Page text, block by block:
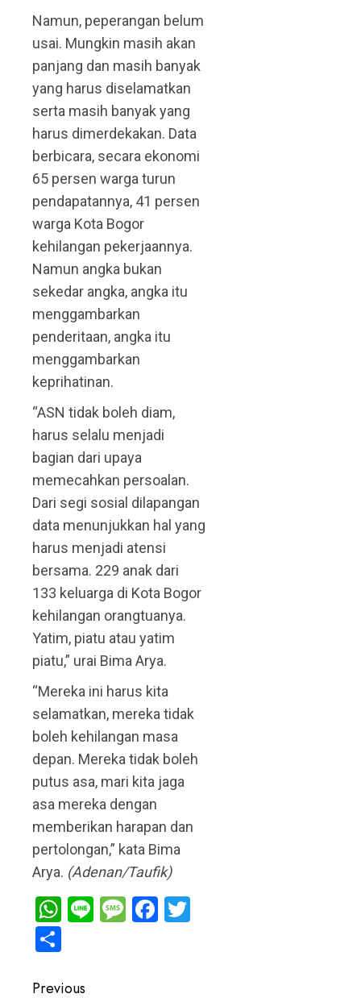
Namun, peperangan belum
usai. Mungkin masih akan
panjang dan masih banyak
yang harus diselamatkan
serta masih banyak yang
harus dimerdekakan. Data
berbicara, secara ekonomi
65 persen warga turun
pendapatannya, 41 persen
warga Kota Bogor
kehilangan pekerjaannya.
Namun angka bukan
sekedar angka, angka itu
menggambarkan
penderitaan, angka itu
menggambarkan
keprihatinan.
“ASN tidak boleh diam,
harus selalu menjadi
bagian dari upaya
memecahkan persoalan.
Dari segi sosial dilapangan
data menunjukkan hal yang
harus menjadi atensi
bersama. 229 anak dari
133 keluarga di Kota Bogor
kehilangan orangtuanya.
Yatim, piatu atau yatim
piatu,” urai Bima Arya.
“Mereka ini harus kita
selamatkan, mereka tidak
boleh kehilangan masa
depan. Mereka tidak boleh
putus asa, mari kita jaga
asa mereka dengan
memberikan harapan dan
pertolongan,” kata Bima
Arya. (Adenan/Taufik)
WhatsApp
LineMessage
Facebook
Post
Previous